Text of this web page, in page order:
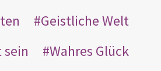
Geistliche Welt
Wahres Glück